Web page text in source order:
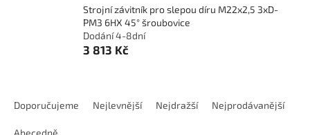
Strojní závitník pro slepou díru M22x2,5 3xD-
PM3 6HX 45° šroubovice
Dodání 4-8dní
3 813 Kč
Doporučujeme Nejlevnější Nejdražší Nejprodávanější